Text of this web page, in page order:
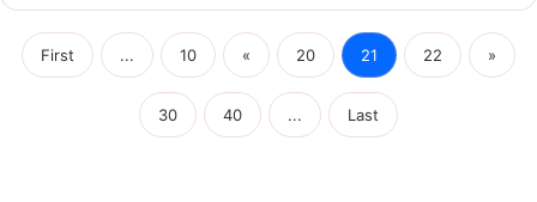
First ... 10 « 20 21 22 »
30 40 ... Last